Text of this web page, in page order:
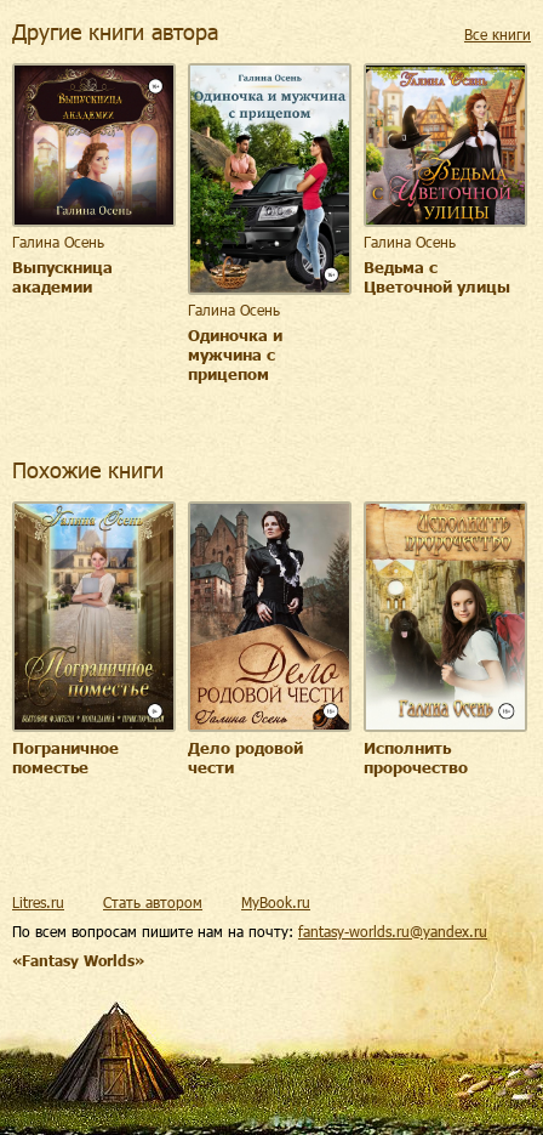
Другие книги автора Все книги
Галина Осень
Выпускница
академии
Галина Осень
Одиночка и
мужчина с
прицепом
Галина Осень
Ведьма с
Цветочной улицы
Похожие книги
Пограничное
поместье
Дело родовой
чести
Исполнить
пророчество
По всем вопросам пишите нам на почту: fantasy-worlds.ru@yandex.ru
«Fantasy Worlds»
Litres.ru Стать автором MyBook.ru